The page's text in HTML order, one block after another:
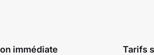
immédiate Tarifs